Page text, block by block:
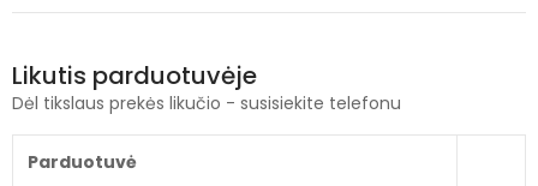
Likutis parduotuvėje
Dėl tikslaus prekės likučio - susisiekite telefonu
Parduotuvė